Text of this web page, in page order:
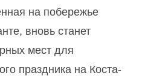
на побережье
вновь станет
мест для
праздника на Коста-